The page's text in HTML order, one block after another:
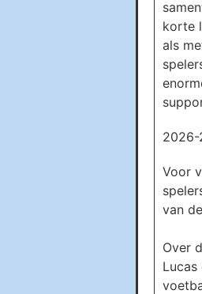
korte
als
2026-
Voor
van
Over